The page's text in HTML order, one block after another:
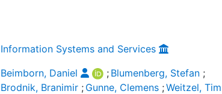
Information Systems and Services
Beimborn, Daniel ; Blumenberg, Stefan ;
Brodnik, Branimir ; Gunne, Clemens ;Weitzel, Tim